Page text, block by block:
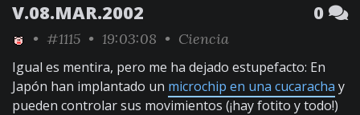
V.08.MAR.2002 0
• #1115 • 19:03:08 • Ciencia
Igual es mentira, pero me ha dejado estupefacto: En
Japón han implantado un microchip en una cucaracha y
pueden controlar sus movimientos (¡hay fotito y todo!)